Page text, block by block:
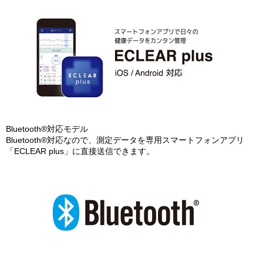
Bluetooth®対応モデル
Bluetooth®対応なので、測定データを専用スマートフォンアプリ
「ECLEAR plus」に直接送信できます。